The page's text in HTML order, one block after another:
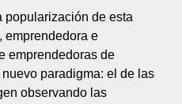
popularización de esta
emprendedora e
emprendedoras de
paradigma: el de las
observando las